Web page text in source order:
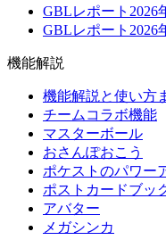
GBLレポート2026
GBLレポート2026
機能解説
機能解説と使い方
チームコラボ機能
マスターボール
おさんぽおこう
ポケストのパワー
ポストカードブッ
アバター
メガシンカ